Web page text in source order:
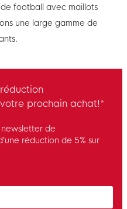
football avec maillots
une large gamme de
prochain achat!*
de
réduction de 5% sur
privacy policy to subscribe to